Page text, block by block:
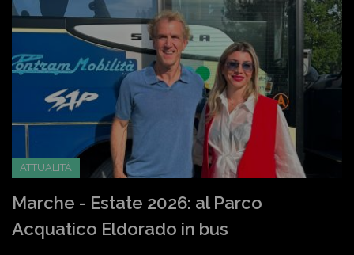
ATTUALITÀ
Marche - Estate 2026: al Parco
Acquatico Eldorado in bus